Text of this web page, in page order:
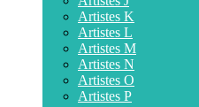
Artistes K
Artistes L
Artistes M
Artistes N
Artistes O
Artistes P